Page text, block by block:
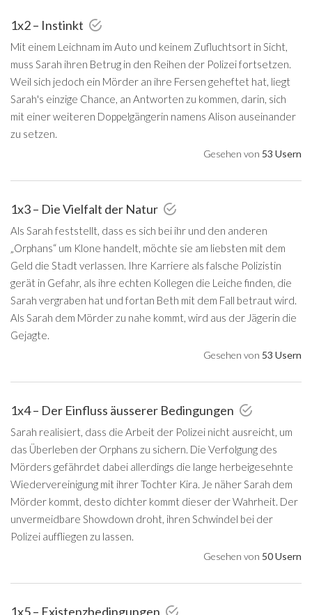
1x2 – Instinkt
Mit einem Leichnam im Auto und keinem Zufluchtsort in Sicht,
muss Sarah ihren Betrug in den Reihen der Polizei fortsetzen.
Weil sich jedoch ein Mörder an ihre Fersen geheftet hat, liegt
Sarah's einzige Chance, an Antworten zu kommen, darin, sich
mit einer weiteren Doppelgängerin namens Alison auseinander
zu setzen.
Gesehen von 53 Usern
1x3 – Die Vielfalt der Natur
Als Sarah feststellt, dass es sich bei ihr und den anderen
„Orphans“ um Klone handelt, möchte sie am liebsten mit dem
Geld die Stadt verlassen. Ihre Karriere als falsche Polizistin
gerät in Gefahr, als ihre echten Kollegen die Leiche finden, die
Sarah vergraben hat und fortan Beth mit dem Fall betraut wird.
Als Sarah dem Mörder zu nahe kommt, wird aus der Jägerin die
Gejagte.
Gesehen von 53 Usern
1x4 – Der Einfluss äusserer Bedingungen
Sarah realisiert, dass die Arbeit der Polizei nicht ausreicht, um
das Überleben der Orphans zu sichern. Die Verfolgung des
Mörders gefährdet dabei allerdings die lange herbeigesehnte
Wiedervereinigung mit ihrer Tochter Kira. Je näher Sarah dem
Mörder kommt, desto dichter kommt dieser der Wahrheit. Der
unvermeidbare Showdown droht, ihren Schwindel bei der
Polizei auffliegen zu lassen.
Gesehen von 50 Usern
1x5 – Existenzbedingungen